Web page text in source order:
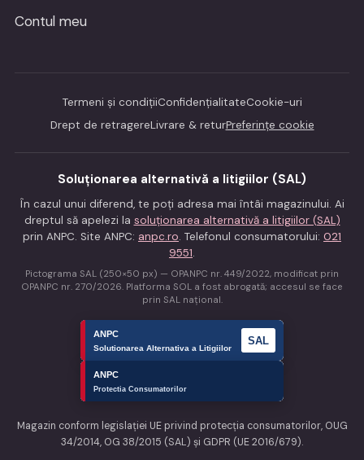
Contul meu
Termeni și condițiiConfidențialitateCookie-uri
Drept de retragereLivrare & returPreferințe cookie
Soluționarea alternativă a litigiilor (SAL)
În cazul unui diferend, te poți adresa mai întâi magazinului. Ai
dreptul să apelezi la soluționarea alternativă a litigiilor (SAL)
prin ANPC. Site ANPC: anpc.ro. Telefonul consumatorului: 021
9551.
Pictograma SAL (250×50 px) — OPANPC nr. 449/2022, modificat prin
OPANPC nr. 270/2026. Platforma SOL a fost abrogată; accesul se face
prin SAL național.
Magazin conform legislației UE privind protecția consumatorilor, OUG
34/2014, OG 38/2015 (SAL) și GDPR (UE 2016/679).